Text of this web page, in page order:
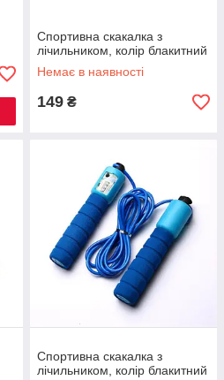
Спортивна скакалка з
лічильником, колір блакитний
Немає в наявності
149 ₴
Спортивна скакалка з
лічильником, колір блакитний